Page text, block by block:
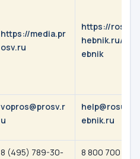
https://media.pr
osv.ru
https://rosuc
hebnik.ru/uch
ebnik
vopros@prosv.r
u
help@rosuch
ebnik.ru
8 (495) 789-30-
8 800 700